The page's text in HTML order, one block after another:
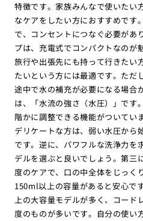
特徴です。家族みんなで使いたい
なケアをしたい方におすすめです
で、コンセントにつなぐ必要があ
プは、充電式でコンパクトなのが
旅行や出張先にも持って行きたい
たいという方には最適です。ただ
途中で水の補充が必要になる場合
は、「水流の強さ（水圧）」です
階かに調整できる機能がついてい
デリケートな方は、弱い水圧から
です。逆に、パワフルな洗浄力を
デルを選ぶと良いでしょう。第三
度のケアで、口の中全体をじっく
150ml以上の容量があると安心で
上の大容量モデルが多く、コー
度のものが多いです。自分の使い